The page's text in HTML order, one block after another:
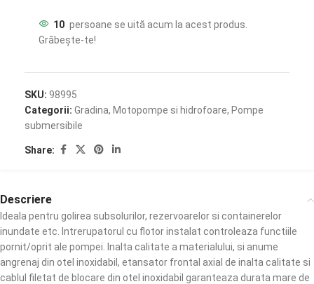
10 persoane se uită acum la acest produs.
Grăbește-te!
SKU: 98995
Categorii: Gradina, Motopompe si hidrofoare, Pompe
submersibile
Share:
Descriere
Ideala pentru golirea subsolurilor, rezervoarelor si containerelor
inundate etc. Intrerupatorul cu flotor instalat controleaza functiile
pornit/oprit ale pompei. Inalta calitate a materialului, si anume
angrenaj din otel inoxidabil, etansator frontal axial de inalta calitate si
cablul filetat de blocare din otel inoxidabil garanteaza durata mare de